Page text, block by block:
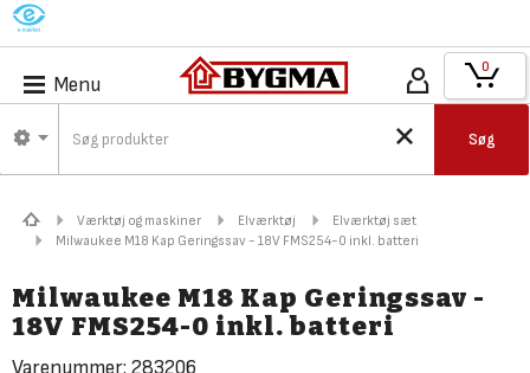
M
Menu
Søg
0
Værktøj og maskiner Elværktøj
Elværktøj sæt
Milwaukee M18 Kap Geringssav - 18V FMS254-0 inkl. batteri
Milwaukee M18 Kap Geringssav -
18V FMS254-0 inkl. batteri
Varenummer: 283206